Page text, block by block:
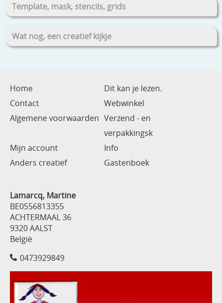
Template, mask, stencils, grids
Wat nog, een creatief kijkje
Home
Dit kan je lezen.
Contact
Webwinkel
Algemene voorwaarden Verzend - en
verpakkingsk
Mijn account
Info
Anders creatief
Gastenboek
Lamarcq, Martine
BE0556813355
ACHTERMAAL 36
9320 AALST
België
0473929849